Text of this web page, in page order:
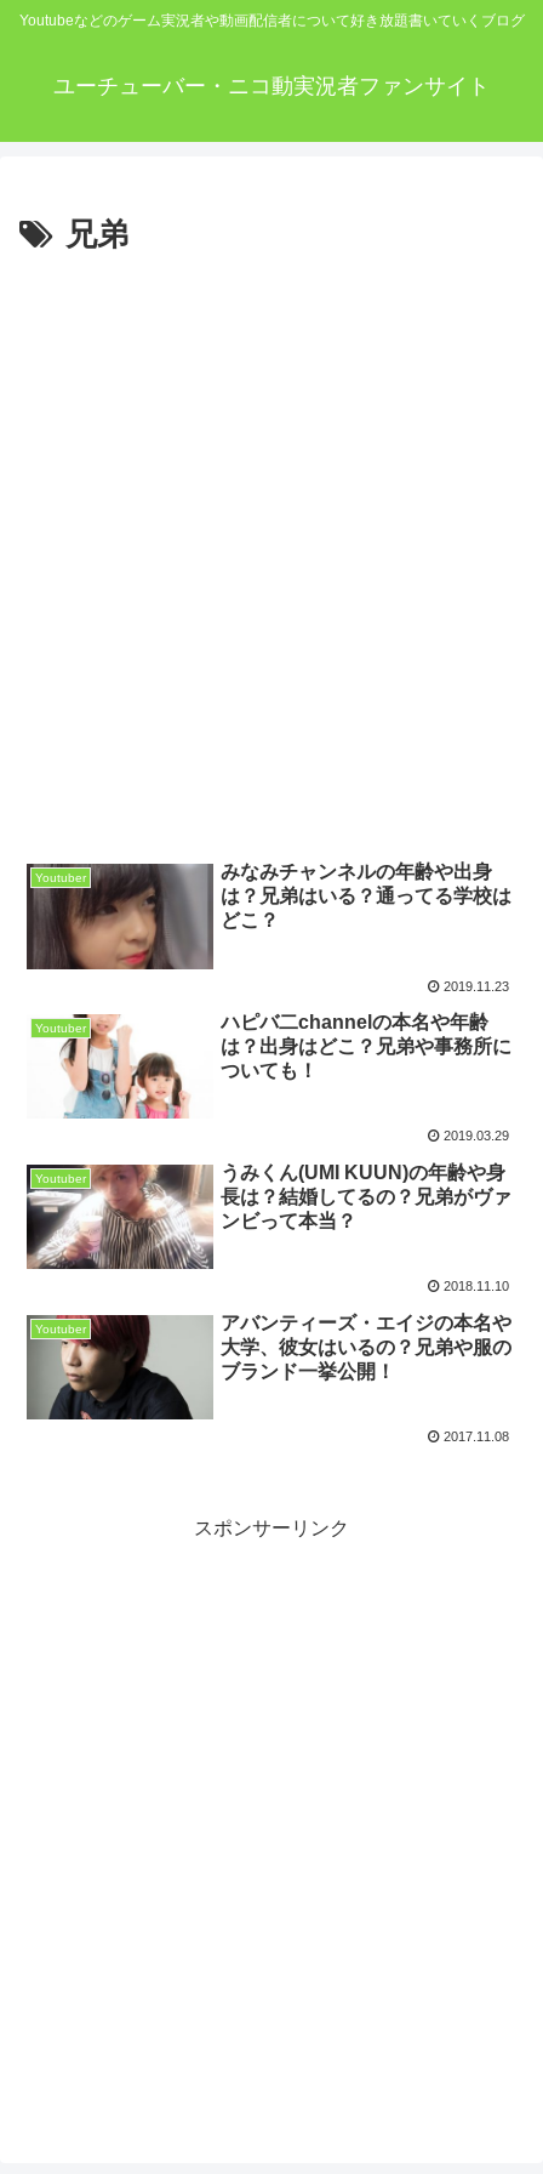
Youtubeなどのゲーム実況者や動画配信者について好き放題書いていくブログ
ユーチューバー・ニコ動実況者ファンサイト
兄弟
Youtuber
みなみチャンネルの年齢や出身
は？兄弟はいる？通ってる学校は
どこ？
2019.11.23
Youtuber
ハピバ二channelの本名や年齢
は？出身はどこ？兄弟や事務所に
ついても！
2019.03.29
Youtuber
うみくん(UMI KUUN)の年齢や身
長は？結婚してるの？兄弟がヴァ
ンビって本当？
2018.11.10
Youtuber
アバンティーズ・エイジの本名や
大学、彼女はいるの？兄弟や服の
ブランド一挙公開！
2017.11.08
スポンサーリンク